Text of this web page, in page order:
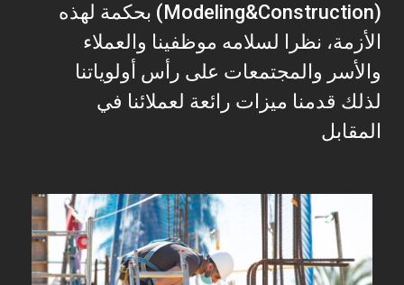
(Modeling&Construction) بحكمة لهذه
الأزمة، نظرا لسلامه موظفينا والعملاء
والأسر والمجتمعات على رأس أولوياتنا
لذلك قدمنا ميزات رائعة لعملائنا في
المقابل